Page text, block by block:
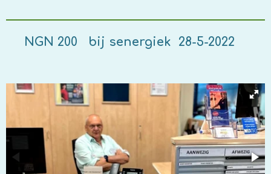
NGN 200 bij senergiek 28-5-2022